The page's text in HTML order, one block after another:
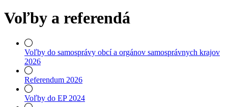
Voľby a referendá
Voľby do samosprávy obcí a orgánov samosprávnych krajov
2026
Referendum 2026
Voľby do EP 2024